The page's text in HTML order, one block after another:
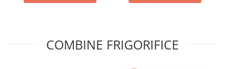
COMBINE FRIGORIFICE